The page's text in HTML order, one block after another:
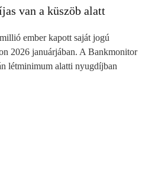
van a küszöb alatt
ember kapott saját jogú
2026 januárjában. A Bankmonitor
létminimum alatti nyugdíjban